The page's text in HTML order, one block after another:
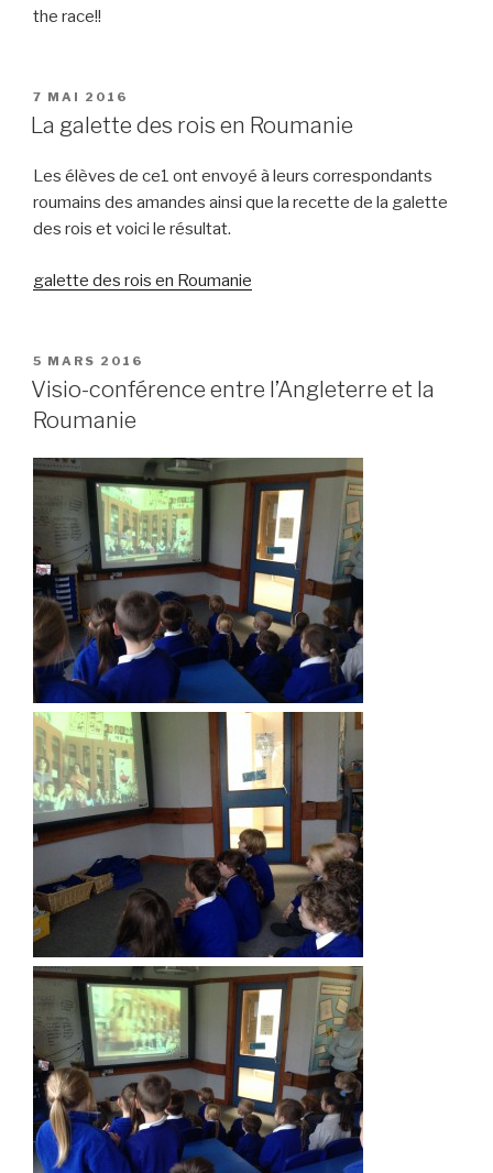
the race!!
PUBLIÉ
LE
7 MAI 2016
La galette des rois en Roumanie
Les élèves de ce1 ont envoyé à leurs correspondants
roumains des amandes ainsi que la recette de la galette
des rois et voici le résultat.
galette des rois en Roumanie
PUBLIÉ
LE
5 MARS 2016
Visio-conférence entre l’Angleterre et la
Roumanie